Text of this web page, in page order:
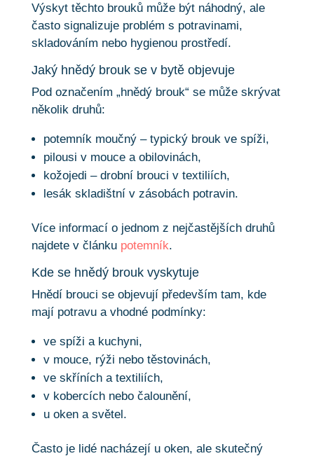
Výskyt těchto brouků může být náhodný, ale
často signalizuje problém s potravinami,
skladováním nebo hygienou prostředí.
Jaký hnědý brouk se v bytě objevuje
Pod označením „hnědý brouk“ se může skrývat
několik druhů:
potemník moučný – typický brouk ve spíži,
pilousi v mouce a obilovinách,
kožojedi – drobní brouci v textiliích,
lesák skladištní v zásobách potravin.
Více informací o jednom z nejčastějších druhů
najdete v článku potemník.
Kde se hnědý brouk vyskytuje
Hnědí brouci se objevují především tam, kde
mají potravu a vhodné podmínky:
ve spíži a kuchyni,
v mouce, rýži nebo těstovinách,
ve skříních a textiliích,
v kobercích nebo čalounění,
u oken a světel.
Často je lidé nacházejí u oken, ale skutečný